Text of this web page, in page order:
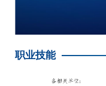
职业技能